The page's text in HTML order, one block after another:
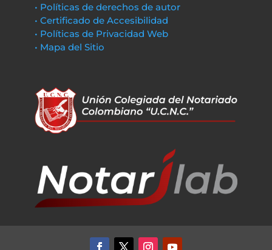
• Políticas de derechos de autor
• Certificado de Accesibilidad
• Políticas de Privacidad Web
• Mapa del Sitio